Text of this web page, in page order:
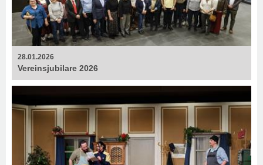
28.01.2026
Vereinsjubilare 2026